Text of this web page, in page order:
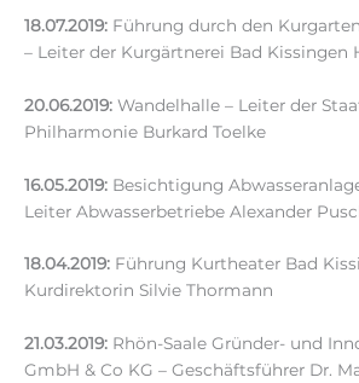
18.07.2019: Führung durch den
– Leiter der Kurgärtnerei Bad Kissingen
20.06.2019: Wandelhalle – Leiter der
Philharmonie Burkard Toelke
16.05.2019: Besichtigung
Leiter Abwasserbetriebe Alexander
18.04.2019: Führung Kurtheater Bad
Kurdirektorin Silvie Thormann
21.03.2019: Rhön-Saale Gründer- und
GmbH & Co KG – Geschäftsführer Dr.